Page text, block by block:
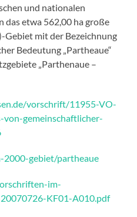
und nationalen
das etwa 562,00 ha große
mit der Bezeichnung
Bedeutung „Partheaue“
„Parthenaue –
vorschrift/11955-VO-
von-gemeinschaftlicher-
gebiet/partheaue
im-
KF01-A010.pdf